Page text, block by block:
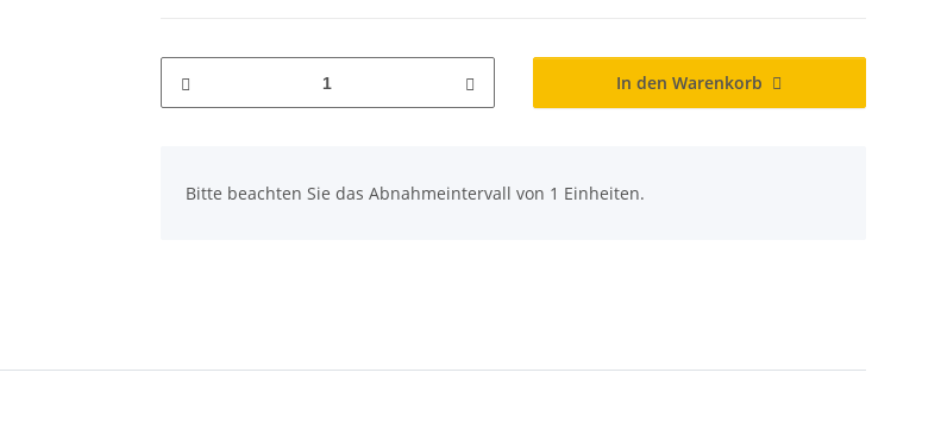
In den Warenkorb
Bitte beachten Sie das Abnahmeintervall von 1 Einheiten.